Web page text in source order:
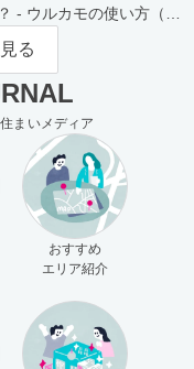
- ウルカモの使い方（買
け）
る
まいメディア
おすすめ
エリア紹介